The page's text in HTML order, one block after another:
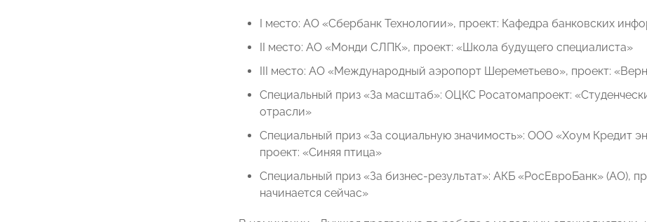
I место: АО «Сбербанк Технологии», проект: Кафедра банковских
II место: АО «Монди СЛПК», проект: «Школа будущего специалиста»
III место: АО «Международный аэропорт Шереметьево», проект:
Специальный приз «За масштаб»: ОЦКС Росатомапроект:
отрасли»
Специальный приз «За социальную значимость»: ООО «Хоум Кредит
проект: «Синяя птица»
Специальный приз «За бизнес-результат»: АКБ «РосЕвроБанк» (АО),
начинается сейчас»